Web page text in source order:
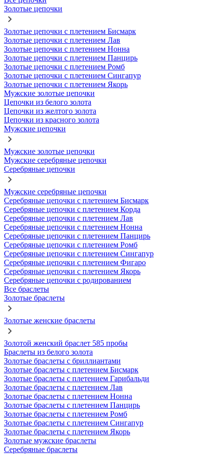
Золотые цепочки
Золотые цепочки с плетением Бисмарк
Золотые цепочки с плетением Лав
Золотые цепочки с плетением Нонна
Золотые цепочки с плетением Панцирь
Золотые цепочки с плетением Ромб
Золотые цепочки с плетением Сингапур
Золотые цепочки с плетением Якорь
Мужские золотые цепочки
Цепочки из белого золота
Цепочки из желтого золота
Цепочки из красного золота
Мужские цепочки
Мужские золотые цепочки
Мужские серебряные цепочки
Серебряные цепочки
Мужские серебряные цепочки
Серебряные цепочки с плетением Бисмарк
Серебряные цепочки с плетением Корда
Серебряные цепочки с плетением Лав
Серебряные цепочки с плетением Нонна
Серебряные цепочки с плетением Панцирь
Серебряные цепочки с плетением Ромб
Серебряные цепочки с плетением Сингапур
Серебряные цепочки с плетением Фигаро
Серебряные цепочки с плетением Якорь
Серебряные цепочки с родированием
Все браслеты
Золотые браслеты
Золотые женские браслеты
Золотой женский браслет 585 пробы
Браслеты из белого золота
Золотые браслеты с бриллиантами
Золотые браслеты с плетением Бисмарк
Золотые браслеты с плетением Гарибальди
Золотые браслеты с плетением Лав
Золотые браслеты с плетением Нонна
Золотые браслеты с плетением Панцирь
Золотые браслеты с плетением Ромб
Золотые браслеты с плетением Сингапур
Золотые браслеты с плетением Якорь
Золотые мужские браслеты
Серебряные браслеты